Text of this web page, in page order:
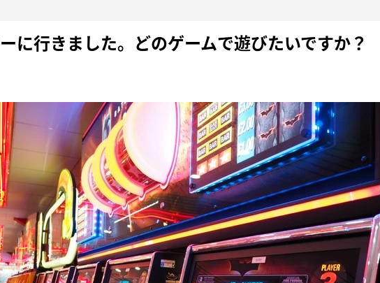
に行きました。どのゲームで遊びたいですか？